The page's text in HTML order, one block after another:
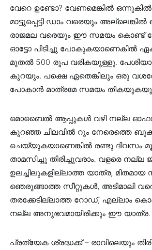
വേറെ ഉണ്ടോ? വേണമെങ്കിൽ ഒന്നുകിൽ
മാട്ടുപ്പെട്ടി ഡാം വരെയും അല്ലെങ്കിൽ
രാജമല വരെയും ഈ സമയം കൊണ്ട്
ഓട്ടോ പിടിച്ചു പോകുകയാണെകിൽ
മുതൽ 500 രൂപ വരികയുള്ളു.
കുറയും. പക്ഷെ ഏതെങ്കിലും ഒരു
പോകാൻ മാത്രമേ സമയം
മൊബൈൽ ആപ്പുകൾ വഴി നല്ല
കുറഞ്ഞ ചിലവിൽ റൂം നേരെത്തെ
ചെയ്യുകയാണെങ്കിൽ രണ്ടു ദിവസം
താമസിച്ചു തിരിച്ചുവരാം. വളരെ നല്ല
ഉലച്ചിലുകളില്ലാത്ത യാത്ര, മിതമായ
ഞെരുങ്ങാത്ത സീറ്റുകൾ, അടിമാലി
തരക്കേടില്ലാത്ത റോഡ്, എല്ലാം
നല്ല അനുഭവമായിരിക്കും ഈ യാത്ര.
പ്രത്യേക ശ്രദ്ധക്ക് – രാവിലെയും